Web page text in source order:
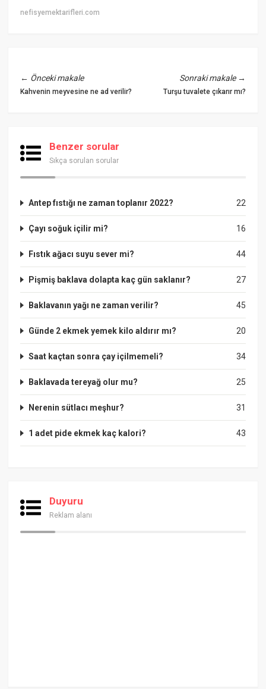
nefisyemektarifleri.com
← Önceki makale
Kahvenin meyvesine ne ad verilir?
Sonraki makale→
Turşu tuvalete çıkarır mı?
Benzer sorular
Sıkça sorulan sorular
22
Antep fıstığı ne zaman toplanır 2022?
16
Çayı soğuk içilir mi?
44
Fıstık ağacı suyu sever mi?
27
Pişmiş baklava dolapta kaç gün saklanır?
45
Baklavanın yağı ne zaman verilir?
20
Günde 2 ekmek yemek kilo aldırır mı?
34
Saat kaçtan sonra çay içilmemeli?
25
Baklavada tereyağ olur mu?
31
Nerenin sütlacı meşhur?
43
1 adet pide ekmek kaç kalori?
Duyuru
Reklam alanı